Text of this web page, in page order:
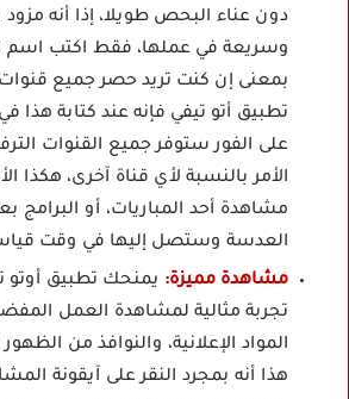
دون عناء البحص طويلا، إذا أنه
وسريعة في عملها، فقط اكتب اسم
بمعنى إن كنت تريد حصر جميع قنوات
تطبيق أتو تيفي فإنه عند كتابة هذا
على الفور ستوفر جميع القنوات
الأمر بالنسبة لأي قناة آخرى، هكذا
مشاهدة أحد المباريات، أو البرامج
العدسة وستصل إليها في وقت
مشاهدة مميزة:
تجربة مثالية لمشاهدة العمل
المواد الإعلانية، والنوافذ من
هذا أنه بمجرد النقر على آيقونة